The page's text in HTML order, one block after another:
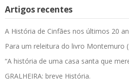
Artigos recentes
A História de Cinfães nos últimos 20
Para um releitura do livro Montemuro
“A história de uma casa santa que
GRALHEIRA: breve História.